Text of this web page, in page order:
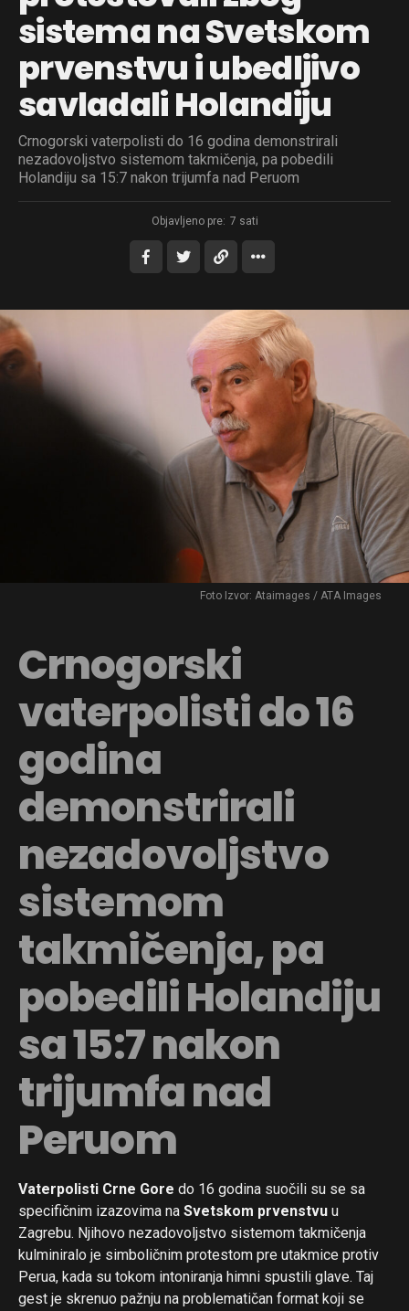
sistema na Svetskom
prvenstvu i ubedljivo
savladali Holandiju
Crnogorski vaterpolisti do 16 godina demonstrirali
nezadovoljstvo sistemom takmičenja, pa pobedili
Holandiju sa 15:7 nakon trijumfa nad Peruom
Objavljeno pre: 7 sati
Foto Izvor: Ataimages / ATA Images
Crnogorski
vaterpolisti do 16
godina
demonstrirali
nezadovoljstvo
sistemom
takmičenja, pa
pobedili Holandiju
sa 15:7 nakon
trijumfa nad
Peruom
Vaterpolisti Crne Gore do 16 godina suočili su se sa
specifičnim izazovima na Svetskom prvenstvu u
Zagrebu. Njihovo nezadovoljstvo sistemom takmičenja
kulminiralo je simboličnim protestom pre utakmice protiv
Perua, kada su tokom intoniranja himni spustili glave. Taj
gest je skrenuo pažnju na problematičan format koji se